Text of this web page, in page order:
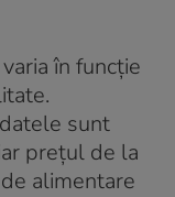
în funcție
sunt
prețul de la
alimentare